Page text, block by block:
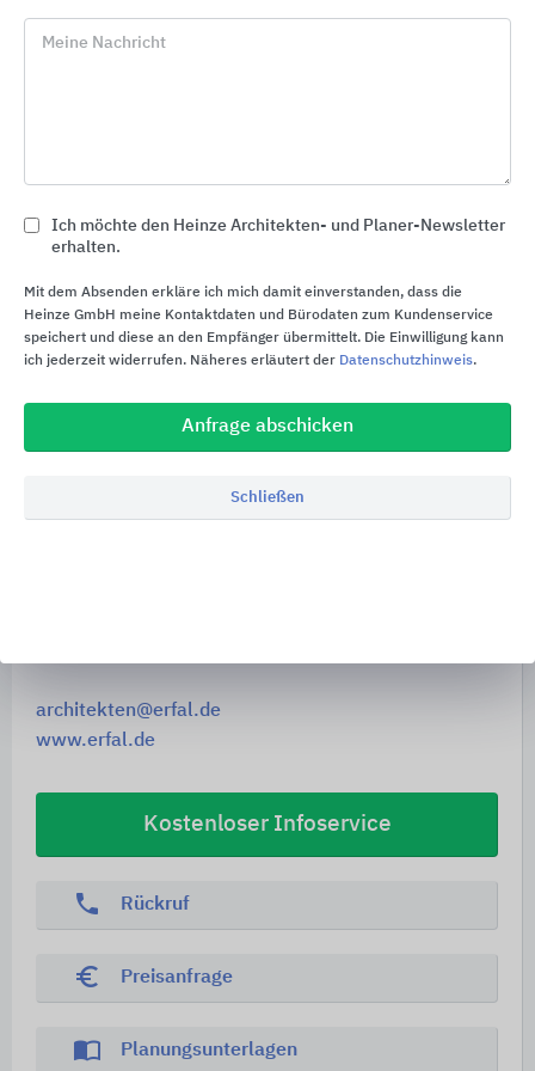
erfal GmbH & Co. KG
architekten@erfal.de
www.erfal.de
Kostenloser Infoservice
phone Rückruf
euro_symbol Preisanfrage
import_contacts Planungsunterlagen
erfal Jalousien Download
Meine Nachricht
Ich möchte den Heinze Architekten- und Planer-Newsletter
erhalten.
Mit dem Absenden erkläre ich mich damit einverstanden, dass die
Heinze GmbH meine Kontaktdaten und Bürodaten zum Kundenservice
speichert und diese an den Empfänger übermittelt. Die Einwilligung kann
ich jederzeit widerrufen. Näheres erläutert der Datenschutzhinweis.
Anfrage abschicken
Schließen